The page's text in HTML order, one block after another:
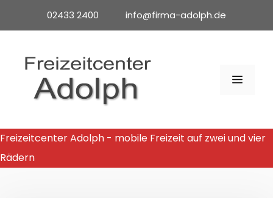
Inhalt
02433 2400 info@firma-adolph.de
MENÜ
Freizeitcenter Adolph - mobile Freizeit auf zwei und vier
Rädern